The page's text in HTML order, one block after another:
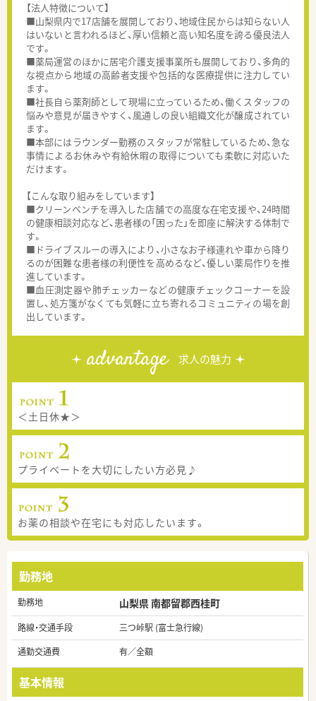
【法人特徴について】
■山梨県内で17店舗を展開しており、地域住民からは知らない人
はいないと言われるほど、厚い信頼と高い知名度を誇る優良法人
です。
■薬局運営のほかに居宅介護支援事業所も展開しており、多角的
な視点から地域の高齢者支援や包括的な医療提供に注力してい
ます。
■社長自ら薬剤師として現場に立っているため、働くスタッフの
悩みや意見が届きやすく、風通しの良い組織文化が醸成されてい
ます。
■本部にはラウンダー勤務のスタッフが常駐しているため、急な
事情によるお休みや有給休暇の取得についても柔軟に対応いた
だけます。
【こんな取り組みをしています】
■クリーンベンチを導入した店舗での高度な在宅支援や、24時間
の健康相談対応など、患者様の「困った」を即座に解決する体制で
す。
■ドライブスルーの導入により、小さなお子様連れや車から降り
るのが困難な患者様の利便性を高めるなど、優しい薬局作りを推
進しています。
■血圧測定器や肺チェッカーなどの健康チェックコーナーを設
置し、処方箋がなくても気軽に立ち寄れるコミュニティの場を創
出しています。
advantage 求人の魅力
＜土日休★＞
プライベートを大切にしたい方必見♪
お薬の相談や在宅にも対応したいます。
勤務地
勤務地 山梨県 南都留郡西桂町
路線・交通手段
三つ峠駅 (富士急行線)
通勤交通費
有／全額
基本情報